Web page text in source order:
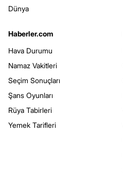
Dünya
Haberler.com
Hava Durumu
Namaz Vakitleri
Seçim Sonuçları
Şans Oyunları
Rüya Tabirleri
Yemek Tarifleri